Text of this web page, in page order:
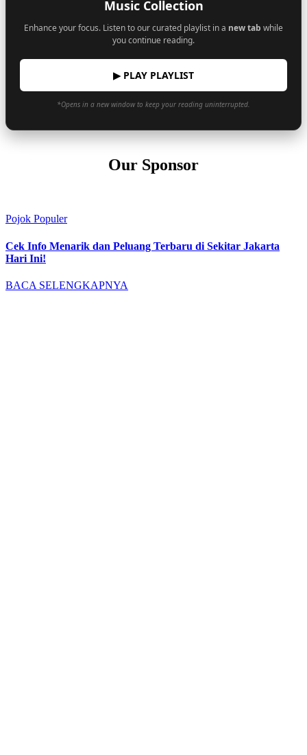
Music Collection
Enhance your focus. Listen to our curated playlist in a new tab while
you continue reading.
▶ PLAY PLAYLIST
*Opens in a new window to keep your reading uninterrupted.
Our Sponsor
Pojok Populer
Cek Info Menarik dan Peluang Terbaru di Sekitar Jakarta
Hari Ini!
BACA SELENGKAPNYA